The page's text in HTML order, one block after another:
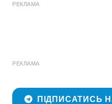
РЕКЛАМА
РЕКЛАМА
ПІДПИСАТИСЬ